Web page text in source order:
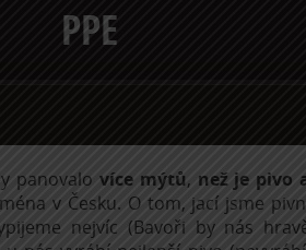
PPE
panovalo více mýtů, než je pivo
v Česku. O tom, jací jsme
nejvíc (Bavoři by nás